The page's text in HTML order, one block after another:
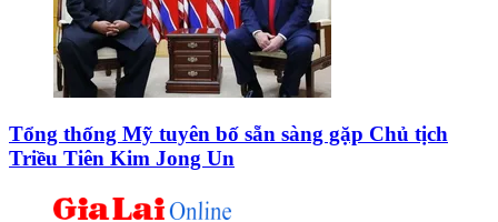
Tổng thống Mỹ tuyên bố sẵn sàng gặp Chủ tịch
Triều Tiên Kim Jong Un